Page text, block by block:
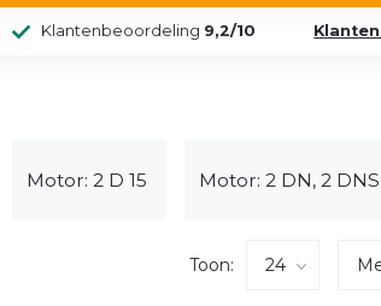
Klantenbeoordeling 9,2/10
Motor: 2 D 15 Motor: 2 DN, 2 DNS
Toon: